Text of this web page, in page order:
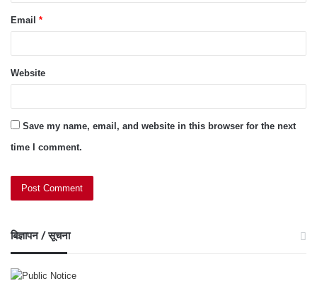
Email *
Website
Save my name, email, and website in this browser for the next
time I comment.
बिज्ञापन / सूचना